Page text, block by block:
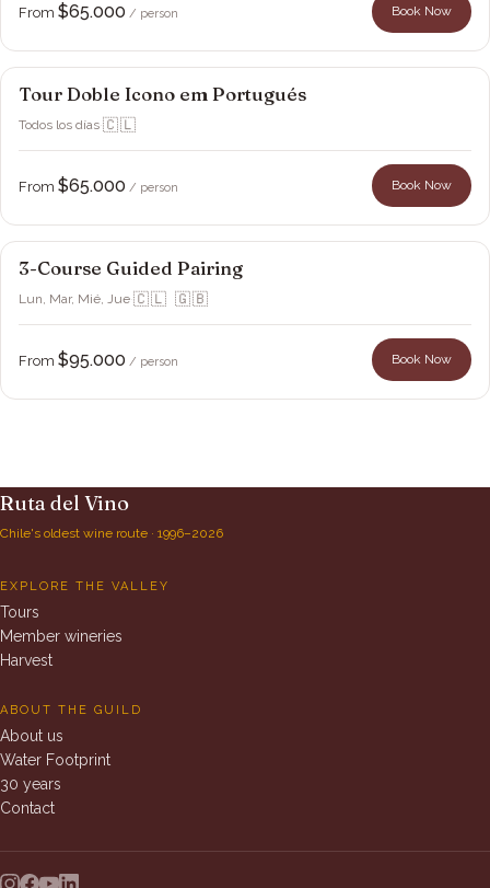
From $65.000 / person Book Now
Viña Montes
Tour Doble Icono em Portugués
Todos los días·🇨🇱
From $65.000 / person Book Now
Viña Montes
3-Course Guided Pairing
Lun, Mar, Mié, Jue·🇨🇱 🇬🇧
From $95.000 / person Book Now
Ruta del Vino
Chile's oldest wine route · 1996–2026
EXPLORE THE VALLEY
Tours
Member wineries
Harvest
ABOUT THE GUILD
About us
Water Footprint
30 years
Contact